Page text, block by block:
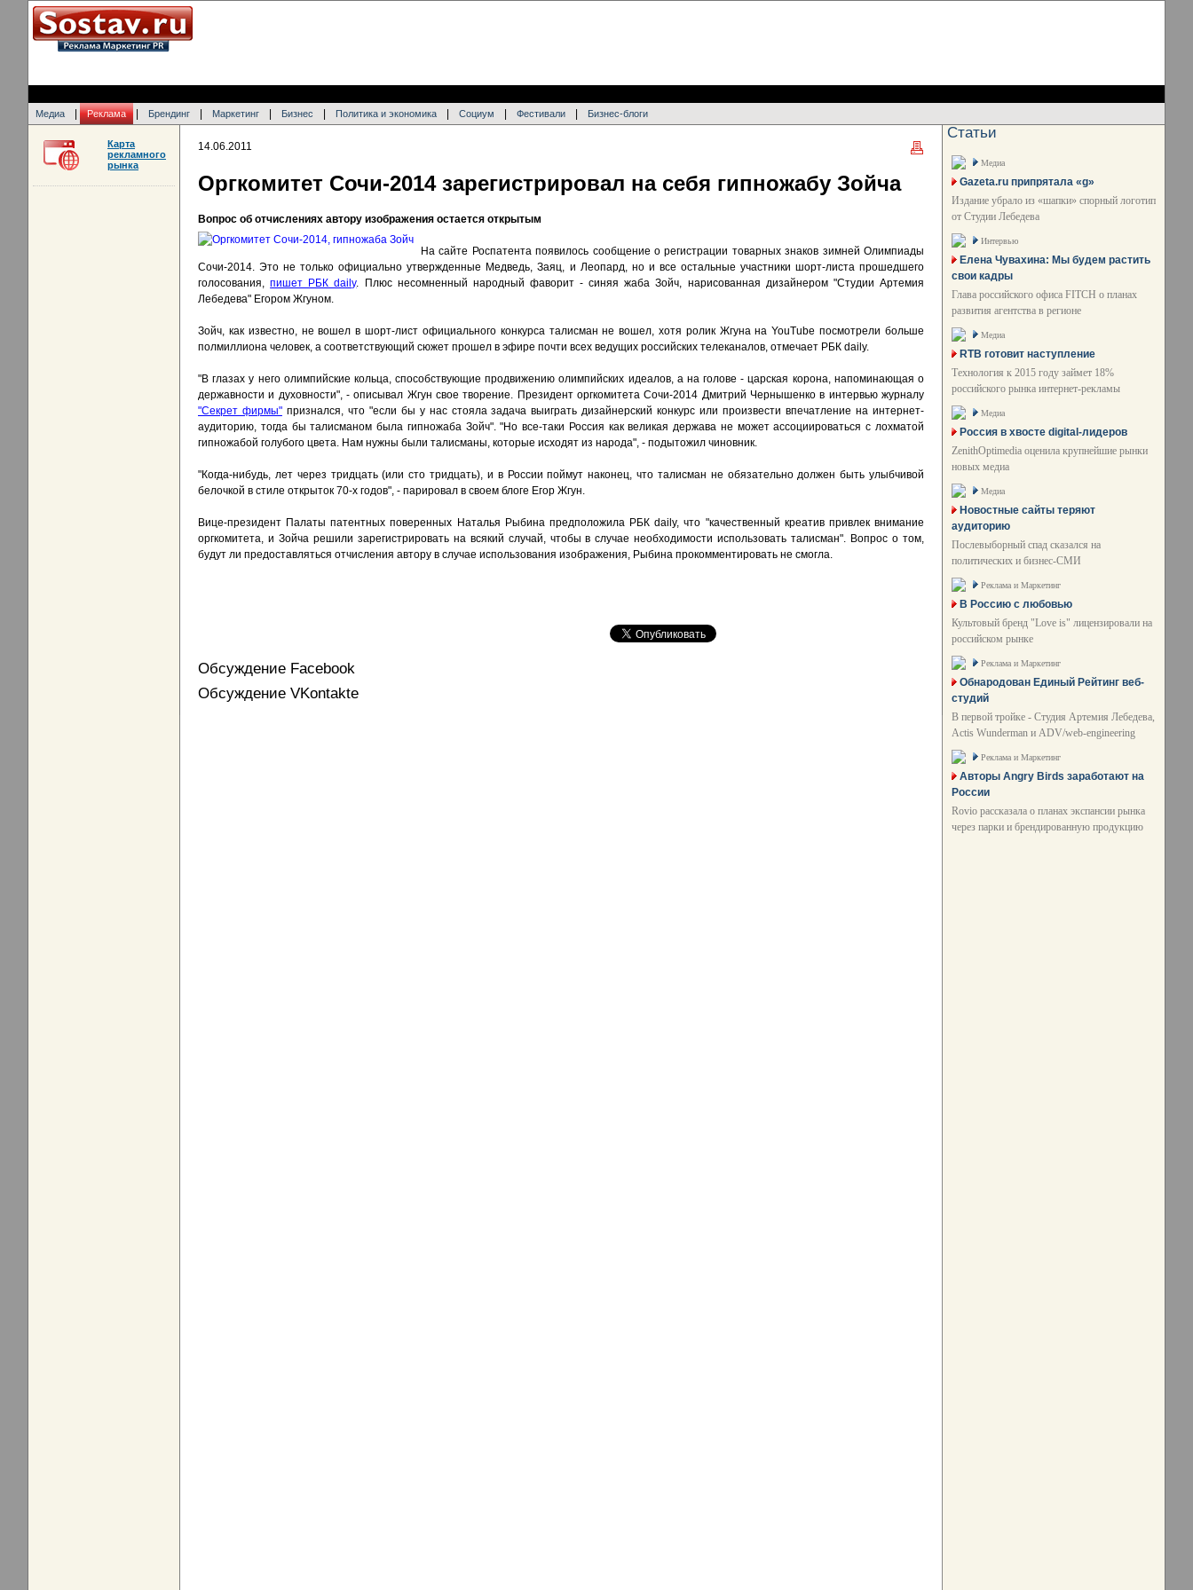
Медиа Реклама Брендинг Маркетинг Бизнес Политика и экономика Социум Фестивали Бизнес-блоги
14.06.2011
Оргкомитет Сочи-2014 зарегистрировал на себя гипножабу Зойча
Вопрос об отчислениях автору изображения остается открытым
На сайте Роспатента появилось сообщение о регистрации товарных знаков зимней Олимпиады
Сочи-2014. Это не только официально утвержденные Медведь, Заяц, и Леопард, но и все остальные участники шорт-листа прошедшего
голосования,пишет РБК daily. Плюс несомненный народный фаворит - синяя жаба Зойч, нарисованная дизайнером "Студии Артемия
Лебедева" Егором Жгуном.
Зойч, как известно, не вошел в шорт-лист официального конкурса талисман не вошел, хотя ролик Жгуна на YouTube посмотрели больше
полмиллиона человек, а соответствующий сюжет прошел в эфире почти всех ведущих российских телеканалов, отмечает РБК daily.
"В глазах у него олимпийские кольца, способствующие продвижению олимпийских идеалов, а на голове - царская корона, напоминающая о
державности и духовности", - описывал Жгун свое творение. Президент оргкомитета Сочи-2014 Дмитрий Чернышенко в интервью журналу
"Секрет фирмы"признался, что "если бы у нас стояла задача выиграть дизайнерский конкурс или произвести впечатление на интернет-
аудиторию, тогда бы талисманом была гипножаба Зойч". "Но все-таки Россия как великая держава не может ассоциироваться с лохматой
гипножабой голубого цвета. Нам нужны были талисманы, которые исходят из народа", - подытожил чиновник.
"Когда-нибудь, лет через тридцать (или сто тридцать), и в России поймут наконец, что талисман не обязательно должен быть улыбчивой
белочкой в стиле открыток 70-х годов", - парировал в своем блоге Егор Жгун.
Вице-президент Палаты патентных поверенных Наталья Рыбина предположила РБК daily, что "качественный креатив привлек внимание
оргкомитета, и Зойча решили зарегистрировать на всякий случай, чтобы в случае необходимости использовать талисман". Вопрос о том,
будут ли предоставляться отчисления автору в случае использования изображения, Рыбина прокомментировать не смогла.
Обсуждение Facebook
Обсуждение VKontakte
Карта
рекламного
рынка
Статьи
Медиа
Gazeta.ru припрятала «g»
Издание убрало из «шапки» спорный логотип
от Студии Лебедева
Интервью
Елена Чувахина: Мы будем растить
свои кадры
Глава российского офиса FITCH о планах
развития агентства в регионе
Медиа
RTB готовит наступление
Технология к 2015 году займет 18%
российского рынка интернет-рекламы
Медиа
Россия в хвосте digital-лидеров
ZenithOptimedia оценила крупнейшие рынки
новых медиа
Медиа
Новостные сайты теряют
аудиторию
Послевыборный спад сказался на
политических и бизнес-СМИ
Реклама и Маркетинг
В Россию с любовью
Культовый бренд "Love is" лицензировали на
российском рынке
Реклама и Маркетинг
Обнародован Единый Рейтинг веб-
студий
В первой тройке - Студия Артемия Лебедева,
Actis Wunderman и ADV/web-engineering
Реклама и Маркетинг
Авторы Angry Birds заработают на
России
Rovio рассказала о планах экспансии рынка
через парки и брендированную продукцию